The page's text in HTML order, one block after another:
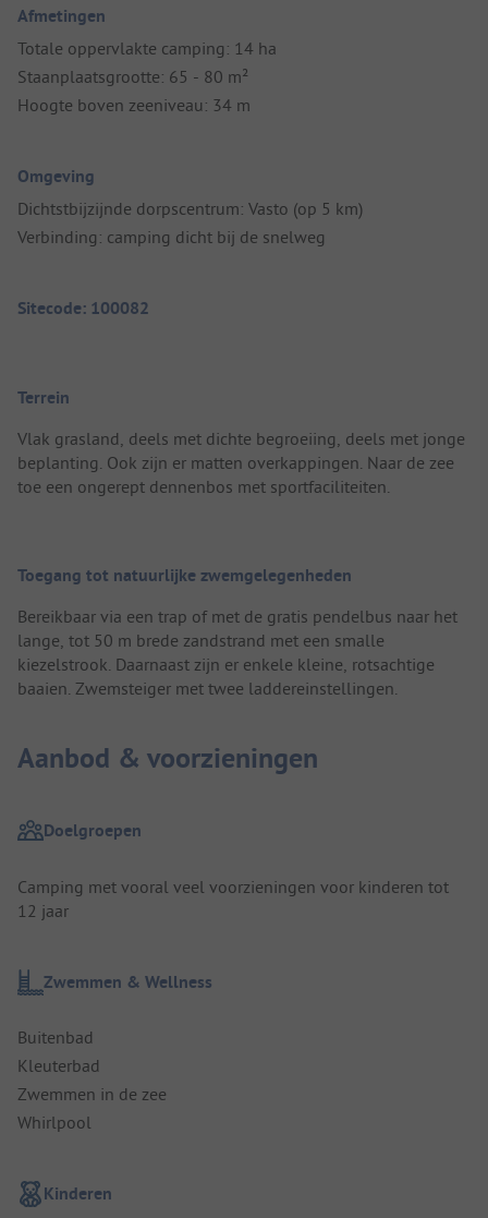
Afmetingen
Totale oppervlakte camping: 14 ha
Staanplaatsgrootte: 65 - 80 m²
Hoogte boven zeeniveau: 34 m
Omgeving
Dichtstbijzijnde dorpscentrum: Vasto (op 5 km)
Verbinding: camping dicht bij de snelweg
Sitecode: 100082
Terrein
Vlak grasland, deels met dichte begroeiing, deels met jonge
beplanting. Ook zijn er matten overkappingen. Naar de zee
toe een ongerept dennenbos met sportfaciliteiten.
Toegang tot natuurlijke zwemgelegenheden
Bereikbaar via een trap of met de gratis pendelbus naar het
lange, tot 50 m brede zandstrand met een smalle
kiezelstrook. Daarnaast zijn er enkele kleine, rotsachtige
baaien. Zwemsteiger met twee laddereinstellingen.
Aanbod & voorzieningen
Doelgroepen
Camping met vooral veel voorzieningen voor kinderen tot
12 jaar
Zwemmen & Wellness
Buitenbad
Kleuterbad
Zwemmen in de zee
Whirlpool
Kinderen